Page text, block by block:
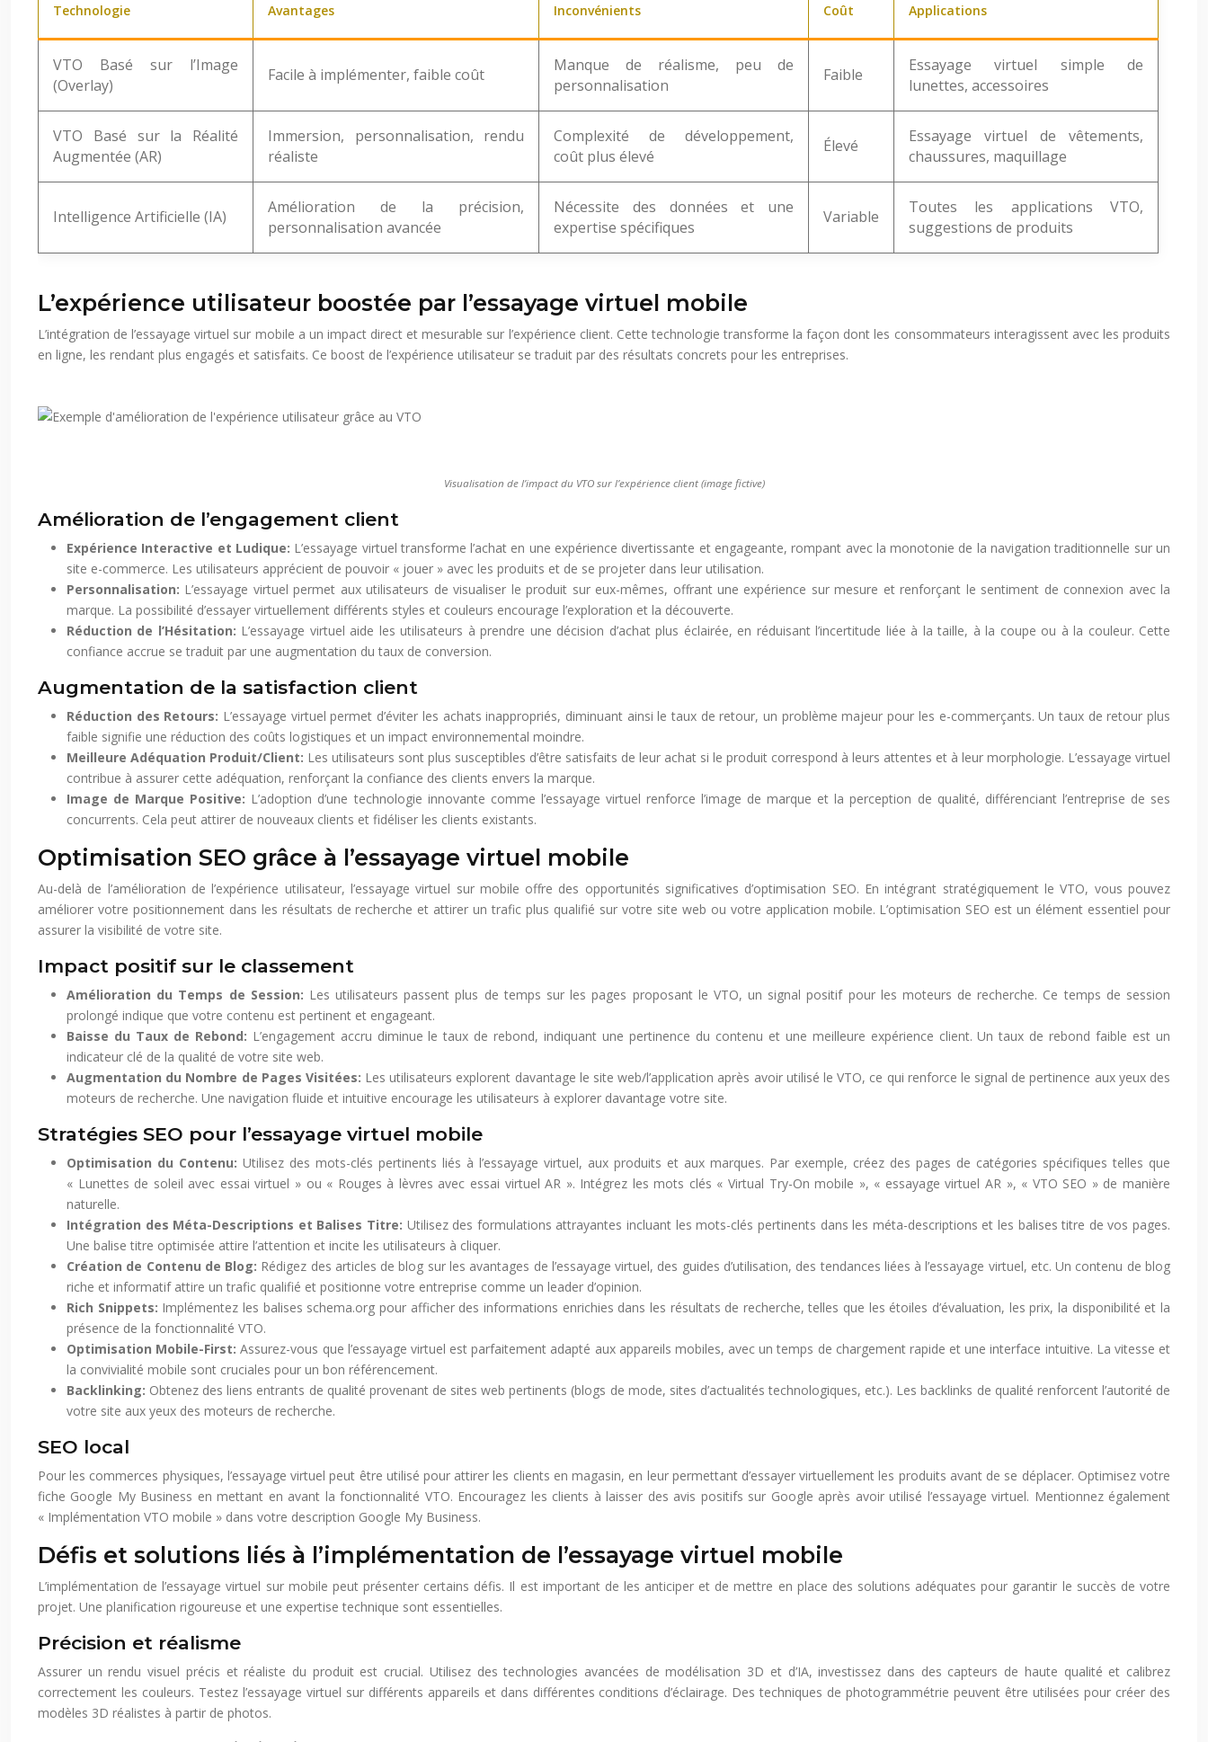
Technologie Avantages Inconvénients Coût Applications
VTO Basé sur l’Image
(Overlay)
Facile à implémenter, faible coût
Manque de réalisme, peu de
personnalisation
Faible
Essayage virtuel simple de
lunettes, accessoires
VTO Basé sur la Réalité
Augmentée (AR)
Immersion, personnalisation, rendu
réaliste
Complexité de développement,
coût plus élevé
Élevé
Essayage virtuel de vêtements,
chaussures, maquillage
Intelligence Artificielle (IA)
Amélioration de la précision,
personnalisation avancée
Nécessite des données et une
expertise spécifiques
Variable
Toutes les applications VTO,
suggestions de produits
L’expérience utilisateur boostée par l’essayage virtuel mobile
L’intégration de l’essayage virtuel sur mobile a un impact direct et mesurable sur l’expérience client. Cette technologie transforme la façon dont les consommateurs interagissent avec les produits
en ligne, les rendant plus engagés et satisfaits. Ce boost de l’expérience utilisateur se traduit par des résultats concrets pour les entreprises.
Visualisation de l’impact du VTO sur l’expérience client (image fictive)
Amélioration de l’engagement client
Expérience Interactive et Ludique: L’essayage virtuel transforme l’achat en une expérience divertissante et engageante, rompant avec la monotonie de la navigation traditionnelle sur un
site e-commerce. Les utilisateurs apprécient de pouvoir « jouer » avec les produits et de se projeter dans leur utilisation.
Personnalisation: L’essayage virtuel permet aux utilisateurs de visualiser le produit sur eux-mêmes, offrant une expérience sur mesure et renforçant le sentiment de connexion avec la
marque. La possibilité d’essayer virtuellement différents styles et couleurs encourage l’exploration et la découverte.
Réduction de l’Hésitation: L’essayage virtuel aide les utilisateurs à prendre une décision d’achat plus éclairée, en réduisant l’incertitude liée à la taille, à la coupe ou à la couleur. Cette
confiance accrue se traduit par une augmentation du taux de conversion.
Augmentation de la satisfaction client
Réduction des Retours: L’essayage virtuel permet d’éviter les achats inappropriés, diminuant ainsi le taux de retour, un problème majeur pour les e-commerçants. Un taux de retour plus
faible signifie une réduction des coûts logistiques et un impact environnemental moindre.
Meilleure Adéquation Produit/Client: Les utilisateurs sont plus susceptibles d’être satisfaits de leur achat si le produit correspond à leurs attentes et à leur morphologie. L’essayage virtuel
contribue à assurer cette adéquation, renforçant la confiance des clients envers la marque.
Image de Marque Positive: L’adoption d’une technologie innovante comme l’essayage virtuel renforce l’image de marque et la perception de qualité, différenciant l’entreprise de ses
concurrents. Cela peut attirer de nouveaux clients et fidéliser les clients existants.
Optimisation SEO grâce à l’essayage virtuel mobile
Au-delà de l’amélioration de l’expérience utilisateur, l’essayage virtuel sur mobile offre des opportunités significatives d’optimisation SEO. En intégrant stratégiquement le VTO, vous pouvez
améliorer votre positionnement dans les résultats de recherche et attirer un trafic plus qualifié sur votre site web ou votre application mobile. L’optimisation SEO est un élément essentiel pour
assurer la visibilité de votre site.
Impact positif sur le classement
Amélioration du Temps de Session: Les utilisateurs passent plus de temps sur les pages proposant le VTO, un signal positif pour les moteurs de recherche. Ce temps de session
prolongé indique que votre contenu est pertinent et engageant.
Baisse du Taux de Rebond: L’engagement accru diminue le taux de rebond, indiquant une pertinence du contenu et une meilleure expérience client. Un taux de rebond faible est un
indicateur clé de la qualité de votre site web.
Augmentation du Nombre de Pages Visitées: Les utilisateurs explorent davantage le site web/l’application après avoir utilisé le VTO, ce qui renforce le signal de pertinence aux yeux des
moteurs de recherche. Une navigation fluide et intuitive encourage les utilisateurs à explorer davantage votre site.
Stratégies SEO pour l’essayage virtuel mobile
Optimisation du Contenu: Utilisez des mots-clés pertinents liés à l’essayage virtuel, aux produits et aux marques. Par exemple, créez des pages de catégories spécifiques telles que
« Lunettes de soleil avec essai virtuel » ou « Rouges à lèvres avec essai virtuel AR ». Intégrez les mots clés « Virtual Try-On mobile », « essayage virtuel AR », « VTO SEO » de manière
naturelle.
Intégration des Méta-Descriptions et Balises Titre: Utilisez des formulations attrayantes incluant les mots-clés pertinents dans les méta-descriptions et les balises titre de vos pages.
Une balise titre optimisée attire l’attention et incite les utilisateurs à cliquer.
Création de Contenu de Blog: Rédigez des articles de blog sur les avantages de l’essayage virtuel, des guides d’utilisation, des tendances liées à l’essayage virtuel, etc. Un contenu de blog
riche et informatif attire un trafic qualifié et positionne votre entreprise comme un leader d’opinion.
Rich Snippets: Implémentez les balises schema.org pour afficher des informations enrichies dans les résultats de recherche, telles que les étoiles d’évaluation, les prix, la disponibilité et la
présence de la fonctionnalité VTO.
Optimisation Mobile-First:Assurez-vous que l’essayage virtuel est parfaitement adapté aux appareils mobiles, avec un temps de chargement rapide et une interface intuitive. La vitesse et
la convivialité mobile sont cruciales pour un bon référencement.
Backlinking: Obtenez des liens entrants de qualité provenant de sites web pertinents (blogs de mode, sites d’actualités technologiques, etc.). Les backlinks de qualité renforcent l’autorité de
votre site aux yeux des moteurs de recherche.
SEO local
Pour les commerces physiques, l’essayage virtuel peut être utilisé pour attirer les clients en magasin, en leur permettant d’essayer virtuellement les produits avant de se déplacer. Optimisez votre
fiche Google My Business en mettant en avant la fonctionnalité VTO. Encouragez les clients à laisser des avis positifs sur Google après avoir utilisé l’essayage virtuel. Mentionnez également
« Implémentation VTO mobile » dans votre description Google My Business.
Défis et solutions liés à l’implémentation de l’essayage virtuel mobile
L’implémentation de l’essayage virtuel sur mobile peut présenter certains défis. Il est important de les anticiper et de mettre en place des solutions adéquates pour garantir le succès de votre
projet. Une planification rigoureuse et une expertise technique sont essentielles.
Précision et réalisme
Assurer un rendu visuel précis et réaliste du produit est crucial. Utilisez des technologies avancées de modélisation 3D et d’IA, investissez dans des capteurs de haute qualité et calibrez
correctement les couleurs. Testez l’essayage virtuel sur différents appareils et dans différentes conditions d’éclairage. Des techniques de photogrammétrie peuvent être utilisées pour créer des
modèles 3D réalistes à partir de photos.